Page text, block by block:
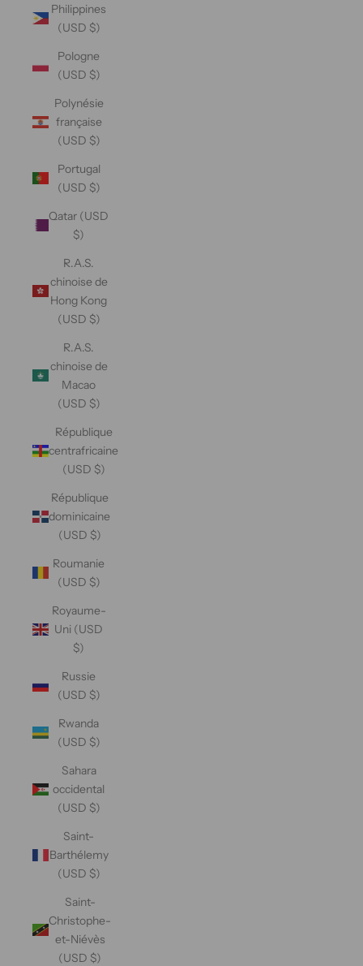
Philippines
(USD $)
Pologne
(USD $)
Polynésie
française
(USD $)
Portugal
(USD $)
Qatar (USD
$)
R.A.S.
chinoise de
Hong Kong
(USD $)
R.A.S.
chinoise de
Macao
(USD $)
République
centrafricaine
(USD $)
République
dominicaine
(USD $)
Roumanie
(USD $)
Royaume-
Uni (USD
$)
Russie
(USD $)
Rwanda
(USD $)
Sahara
occidental
(USD $)
Saint-
Barthélemy
(USD $)
Saint-
Christophe-
et-Niévès
(USD $)